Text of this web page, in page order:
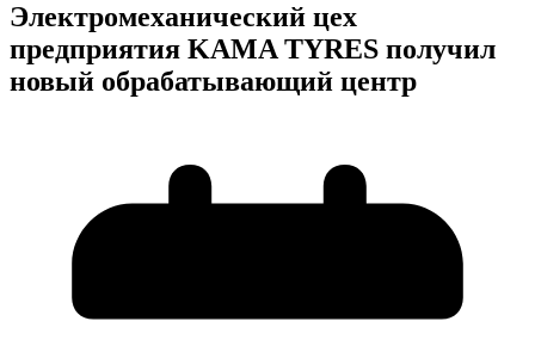
Электромеханический цех
предприятия KAMA TYRES получил
новый обрабатывающий центр